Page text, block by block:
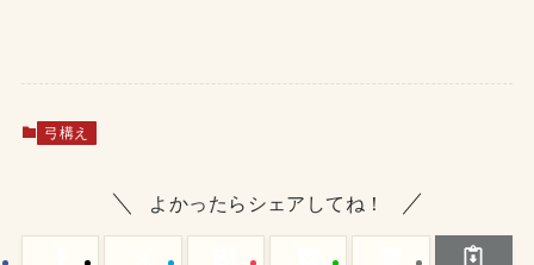
弓構え
よかったらシェアしてね！